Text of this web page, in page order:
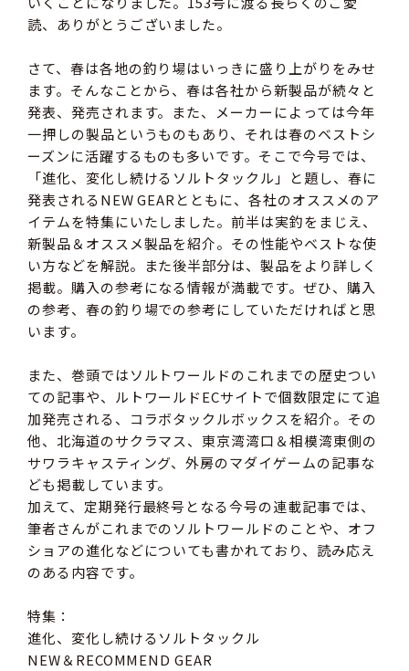
読、ありがとうございました。
さて、春は各地の釣り場はいっきに盛り上がりをみせ
ます。そんなことから、春は各社から新製品が続々と
発表、発売されます。また、メーカーによっては今年
一押しの製品というものもあり、それは春のベストシ
ーズンに活躍するものも多いです。そこで今号では、
「進化、変化し続けるソルトタックル」と題し、春に
発表されるNEW GEARとともに、各社のオススメのア
イテムを特集にいたしました。前半は実釣をまじえ、
新製品＆オススメ製品を紹介。その性能やベストな使
い方などを解説。また後半部分は、製品をより詳しく
掲載。購入の参考になる情報が満載です。ぜひ、購入
の参考、春の釣り場での参考にしていただければと思
います。
また、巻頭ではソルトワールドのこれまでの歴史つい
ての記事や、ルトワールドECサイトで個数限定にて追
加発売される、コラボタックルボックスを紹介。その
他、北海道のサクラマス、東京湾湾口＆相模湾東側の
サワラキャスティング、外房のマダイゲームの記事な
ども掲載しています。
加えて、定期発行最終号となる今号の連載記事では、
筆者さんがこれまでのソルトワールドのことや、オフ
ショアの進化などについても書かれており、読み応え
のある内容です。
特集：
進化、変化し続けるソルトタックル
NEW＆RECOMMEND GEAR